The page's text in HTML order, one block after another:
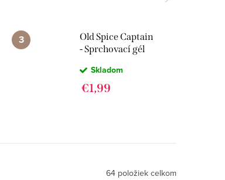
Old Spice Captain
- Sprchovací gél
Skladom
€1,99
64 položiek celkom